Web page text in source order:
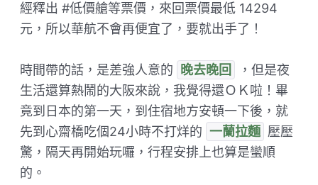
經釋出 #低價艙等票價，來回票價最低 14294
元，所以華航不會再便宜了，要就出手了！
時間帶的話，是差強人意的 晚去晚回
，但是夜
生活還算熱鬧的大阪來說，我覺得還ＯＫ啦！畢
竟到日本的第一天，到住宿地方安頓一下後，就
先到心齋橋吃個24小時不打烊的 一蘭拉麵 壓壓
驚，隔天再開始玩囉，行程安排上也算是蠻順
的。